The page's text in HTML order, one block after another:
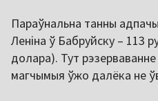
Параўнальна танны
Леніна ў Бабруйску – 113
долара). Тут
магчымыя ўжо далёка не